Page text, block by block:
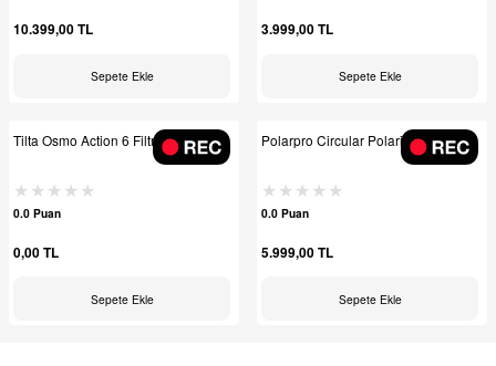
10.399,00 TL
Sepete Ekle
3.999,00 TL
Sepete Ekle
Tilta Osmo Action 6 Filtre Seti
0.0 Puan
0,00 TL
Sepete Ekle
Polarpro Circular Polarizer Filter
0.0 Puan
5.999,00 TL
Sepete Ekle